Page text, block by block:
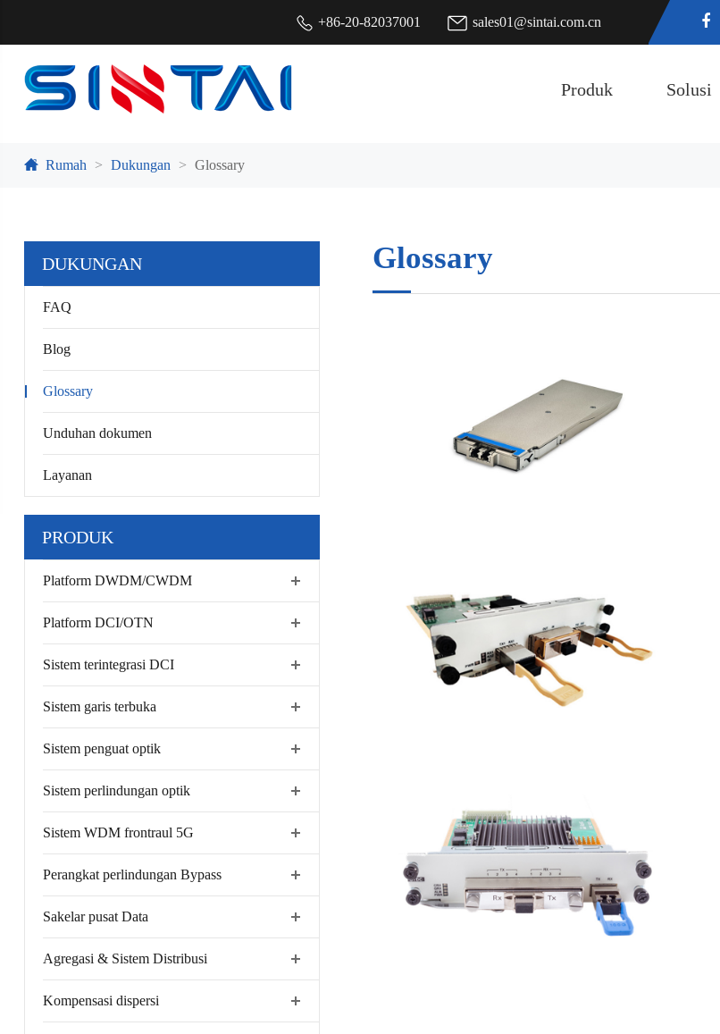
+86-20-82037001 sales01@sintai.com.cn
Produk Solusi
Rumah Dukungan Glossary
DUKUNGAN
FAQ
Blog
Glossary
Unduhan dokumen
Layanan
PRODUK
Platform DWDM/CWDM
Platform DCI/OTN
Sistem terintegrasi DCI
Sistem garis terbuka
Sistem penguat optik
Sistem perlindungan optik
Sistem WDM frontraul 5G
Perangkat perlindungan Bypass
Sakelar pusat Data
Agregasi & Sistem Distribusi
Kompensasi dispersi
Glossary